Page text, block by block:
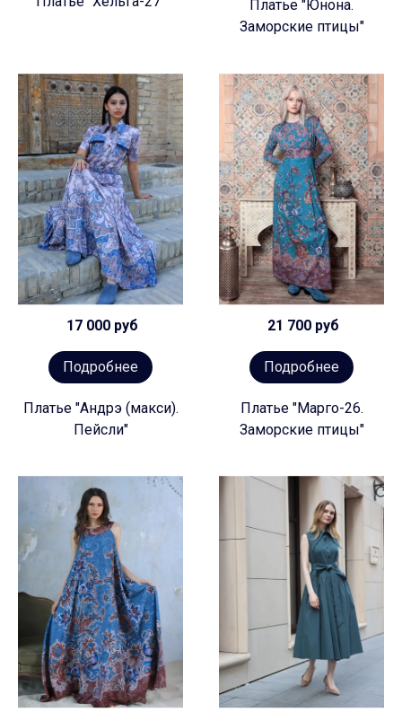
Платье "Юнона.
Заморские птицы"
17 000 руб
Подробнее
Платье "Андрэ (макси).
Пейсли"
21 700 руб
Подробнее
Платье "Марго-26.
Заморские птицы"